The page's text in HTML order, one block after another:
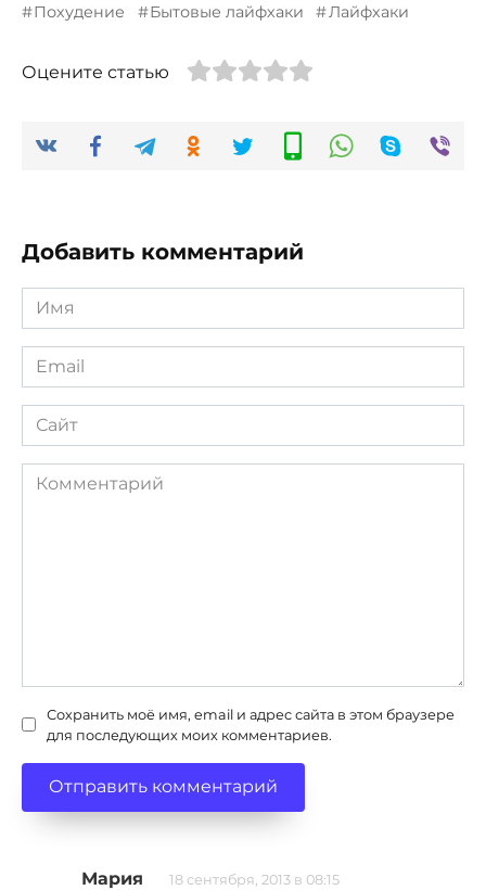
Похудение
Бытовые лайфхаки Лайфхаки
Оцените статью
Добавить комментарий
Имя
*
Email
*
Сайт
Комментарий
Сохранить моё имя, email и адрес сайта в этом браузере
для последующих моих комментариев.
Мария 18 сентября, 2013 в 08:15